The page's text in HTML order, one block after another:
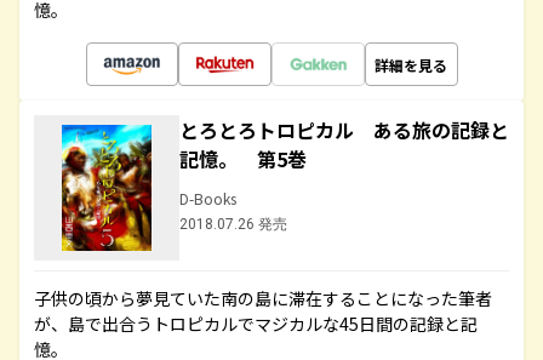
憶。
詳細を見る
とろとろトロピカル ある旅の記録と
記憶。 第5巻
D-Books
2018.07.26 発売
子供の頃から夢見ていた南の島に滞在することになった筆者
が、島で出合うトロピカルでマジカルな45日間の記録と記
憶。